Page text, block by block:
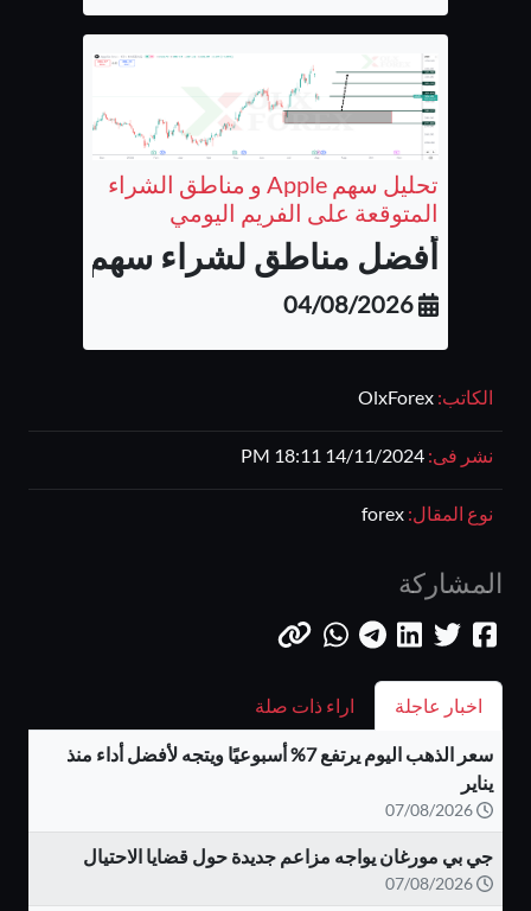
الكاتب: OlxForex
نشر فى: 14/11/2024 18:11 PM
نوع المقال: forex
المشاركة
اخبار عاجلة اراء ذات صلة
سعر الذهب اليوم يرتفع 7% أسبوعيًا ويتجه لأفضل أداء منذ
يناير
جي بي مورغان يواجه مزاعم جديدة حول قضايا الاحتيال
تحليل سهم Apple و مناطق الشراء
المتوقعة على الفريم اليومي
أفضل مناطق لشراء سهم شركة
04/08/2026